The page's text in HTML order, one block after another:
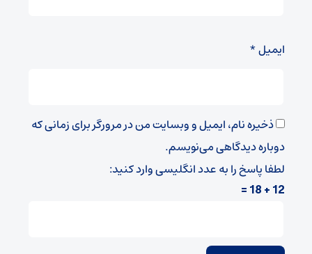
ایمیل*
ذخیره نام، ایمیل و وبسایت من در مرورگر برای زمانی که
دوباره دیدگاهی می‌نویسم.
لطفا پاسخ را به عدد انگلیسی وارد کنید:
12 + 18 =